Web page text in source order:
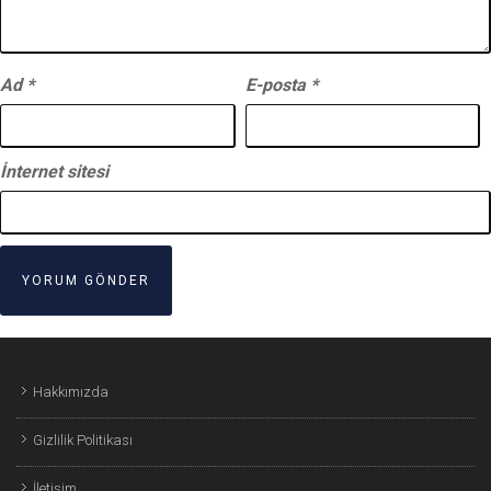
Ad * E-posta *
İnternet sitesi
Hakkımızda
Gizlilik Politikası